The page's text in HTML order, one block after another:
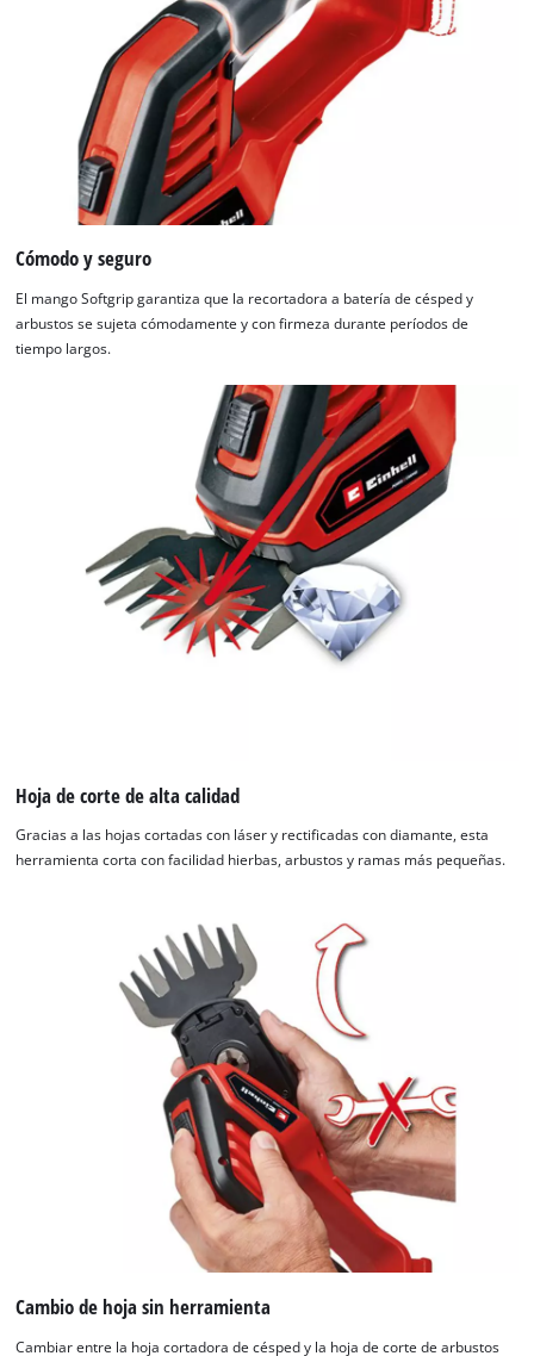
¡Necesitamos su consentimiento para
cargar el servicio Google Maps!
This content is not permitted to load due
to trackers that are not disclosed to the
visitor. The website owner needs to setup
the site with their CMP to add this content
to the list of technologies used.
Powered byUsercentrics Consent
Cómodo y seguro
El mango Softgrip garantiza que la recortadora a batería de césped y
arbustos se sujeta cómodamente y con firmeza durante períodos de
tiempo largos.
Hoja de corte de alta calidad
Gracias a las hojas cortadas con láser y rectificadas con diamante, esta
herramienta corta con facilidad hierbas, arbustos y ramas más pequeñas.
Cambio de hoja sin herramienta
Cambiar entre la hoja cortadora de césped y la hoja de corte de arbustos